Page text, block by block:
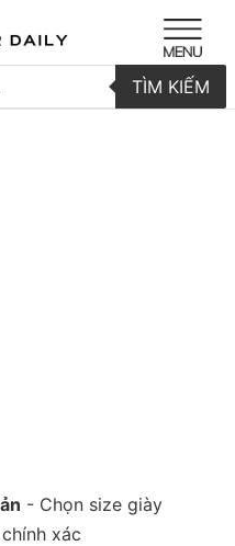
TÌM KIẾM
- Chọn size giày
xác